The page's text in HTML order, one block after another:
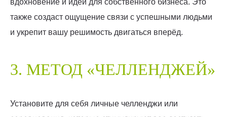
также создаст ощущение связи с успешными людьми
и укрепит вашу решимость двигаться вперёд.
3. МЕТОД «ЧЕЛЛЕНДЖЕЙ»
Установите для себя личные челленджи или